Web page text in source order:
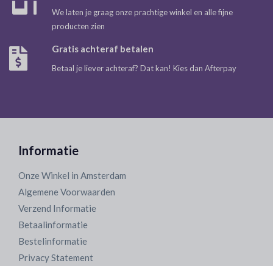
We laten je graag onze prachtige winkel en alle fijne
producten zien
Gratis achteraf betalen
Betaal je liever achteraf? Dat kan! Kies dan Afterpay
Informatie
Onze Winkel in Amsterdam
Algemene Voorwaarden
Verzend Informatie
Betaalinformatie
Bestelinformatie
Privacy Statement